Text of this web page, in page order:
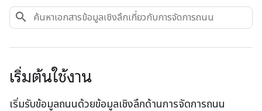
เริ่มต้นใช้งาน
เริ่มรับข้อมูลถนนด้วยข้อมูลเชิงลึกด้านการจัดการถนน